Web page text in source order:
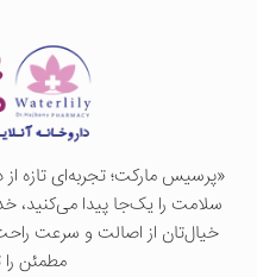
«پرسيس ماركت؛ تجربه‌ای تازه از
سلامت را یک‌جا پیدا می‌کنید،
خیال‌تان از اصالت و سرعت
مطمئن را